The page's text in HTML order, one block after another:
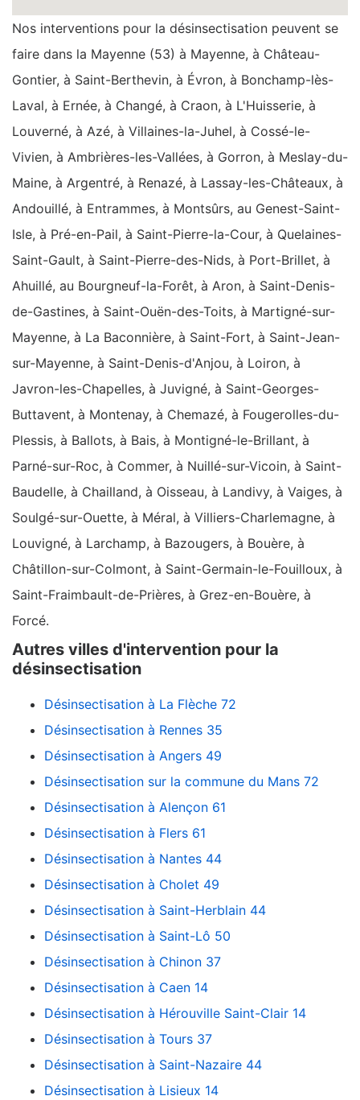
Nos interventions pour la désinsectisation peuvent se
faire dans la Mayenne (53) à Mayenne, à Château-
Gontier, à Saint-Berthevin, à Évron, à Bonchamp-lès-
Laval, à Ernée, à Changé, à Craon, à L'Huisserie, à
Louverné, à Azé, à Villaines-la-Juhel, à Cossé-le-
Vivien, à Ambrières-les-Vallées, à Gorron, à Meslay-du-
Maine, à Argentré, à Renazé, à Lassay-les-Châteaux, à
Andouillé, à Entrammes, à Montsûrs, au Genest-Saint-
Isle, à Pré-en-Pail, à Saint-Pierre-la-Cour, à Quelaines-
Saint-Gault, à Saint-Pierre-des-Nids, à Port-Brillet, à
Ahuillé, au Bourgneuf-la-Forêt, à Aron, à Saint-Denis-
de-Gastines, à Saint-Ouën-des-Toits, à Martigné-sur-
Mayenne, à La Baconnière, à Saint-Fort, à Saint-Jean-
sur-Mayenne, à Saint-Denis-d'Anjou, à Loiron, à
Javron-les-Chapelles, à Juvigné, à Saint-Georges-
Buttavent, à Montenay, à Chemazé, à Fougerolles-du-
Plessis, à Ballots, à Bais, à Montigné-le-Brillant, à
Parné-sur-Roc, à Commer, à Nuillé-sur-Vicoin, à Saint-
Baudelle, à Chailland, à Oisseau, à Landivy, à Vaiges, à
Soulgé-sur-Ouette, à Méral, à Villiers-Charlemagne, à
Louvigné, à Larchamp, à Bazougers, à Bouère, à
Châtillon-sur-Colmont, à Saint-Germain-le-Fouilloux, à
Saint-Fraimbault-de-Prières, à Grez-en-Bouère, à
Forcé.
Autres villes d'intervention pour la
désinsectisation
Désinsectisation à La Flèche 72
Désinsectisation à Rennes 35
Désinsectisation à Angers 49
Désinsectisation sur la commune du Mans 72
Désinsectisation à Alençon 61
Désinsectisation à Flers 61
Désinsectisation à Nantes 44
Désinsectisation à Cholet 49
Désinsectisation à Saint-Herblain 44
Désinsectisation à Saint-Lô 50
Désinsectisation à Chinon 37
Désinsectisation à Caen 14
Désinsectisation à Hérouville Saint-Clair 14
Désinsectisation à Tours 37
Désinsectisation à Saint-Nazaire 44
Désinsectisation à Lisieux 14